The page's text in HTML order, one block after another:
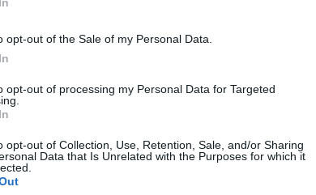
opt-out of the Sale of my Personal Data.
opt-out of processing my Personal Data for Targeted
opt-out of Collection, Use, Retention, Sale, and/or Sharing
Data that Is Unrelated with the Purposes for which it
ατμόσφαιρά της, το ξεκίνημα μιας νέας εποχής,
αλλά και για την ελληνική ποίηση